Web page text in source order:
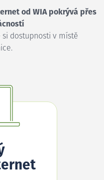
od WIA pokrývá přes
dostupnosti v místě